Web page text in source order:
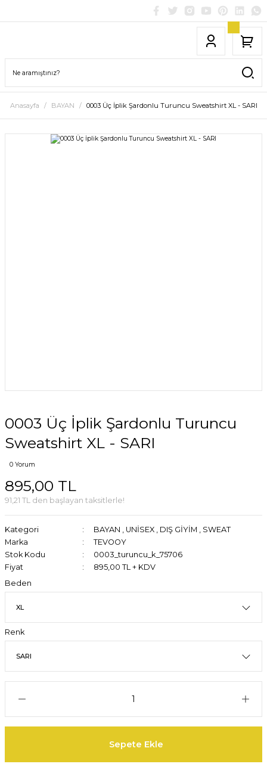
Anasayfa BAYAN 0003 Üç İplik Şardonlu Turuncu Sweatshirt XL - SARI
0003 Üç İplik Şardonlu Turuncu
Sweatshirt XL - SARI
0 Yorum
895,00 TL
91,21 TL den başlayan taksitlerle!
Kategori BAYAN , UNİSEX , DIŞ GİYİM , SWEAT
Marka
TEVOOY
Stok Kodu
0003_turuncu_k_75706
Fiyat
895,00 TL + KDV
Beden
Renk
Sepete Ekle